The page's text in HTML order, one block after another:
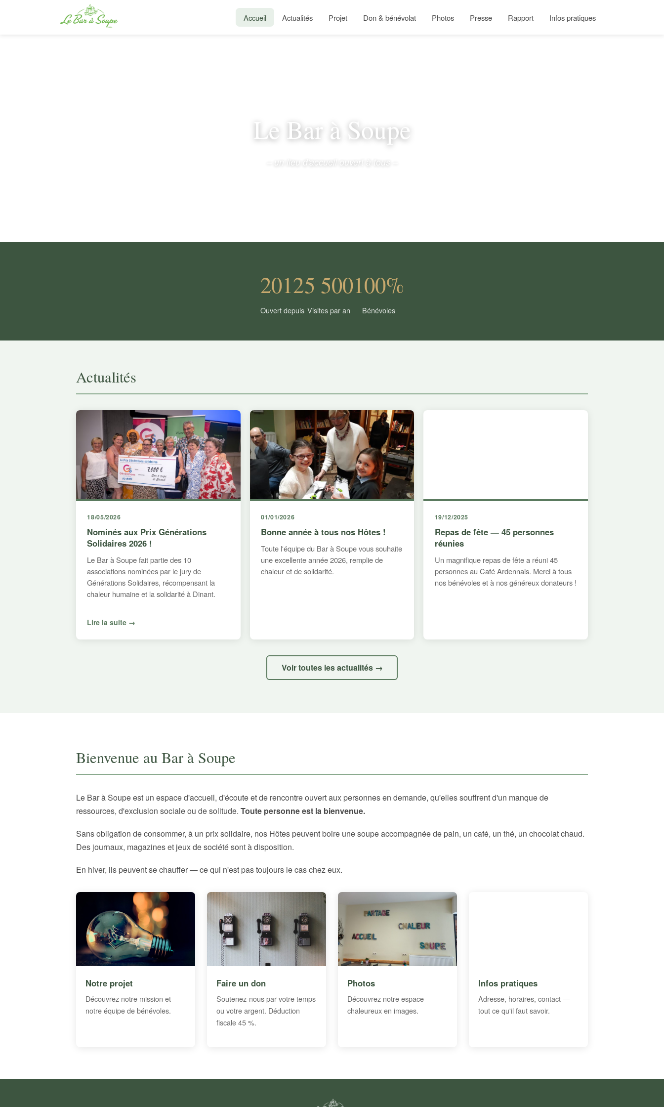
Accueil Actualités Projet Don & bénévolat Photos Presse Rapport Infos pratiques
Le Bar à Soupe
– un lieu d'accueil ouvert à tous –
2012
Ouvert depuis
5 500
Visites par an
100%
Bénévoles
Actualités
18/05/2026
Nominés aux Prix Générations
Solidaires 2026 !
Le Bar à Soupe fait partie des 10
associations nominées par le jury de
Générations Solidaires, récompensant la
chaleur humaine et la solidarité à Dinant.
Lire la suite →
01/01/2026
Bonne année à tous nos Hôtes !
Toute l'équipe du Bar à Soupe vous souhaite
une excellente année 2026, remplie de
chaleur et de solidarité.
19/12/2025
Repas de fête — 45 personnes
réunies
Un magnifique repas de fête a réuni 45
personnes au Café Ardennais. Merci à tous
nos bénévoles et à nos généreux donateurs !
Voir toutes les actualités →
Bienvenue au Bar à Soupe
Le Bar à Soupe est un espace d'accueil, d'écoute et de rencontre ouvert aux personnes en demande, qu'elles souffrent d'un manque de
ressources, d'exclusion sociale ou de solitude. Toute personne est la bienvenue.
Sans obligation de consommer, à un prix solidaire, nos Hôtes peuvent boire une soupe accompagnée de pain, un café, un thé, un chocolat chaud.
Des journaux, magazines et jeux de société sont à disposition.
En hiver, ils peuvent se chauffer — ce qui n'est pas toujours le cas chez eux.
Notre projet
Découvrez notre mission et
notre équipe de bénévoles.
Faire un don
Soutenez-nous par votre temps
ou votre argent. Déduction
fiscale 45 %.
Photos
Découvrez notre espace
chaleureux en images.
Infos pratiques
Adresse, horaires, contact —
tout ce qu'il faut savoir.